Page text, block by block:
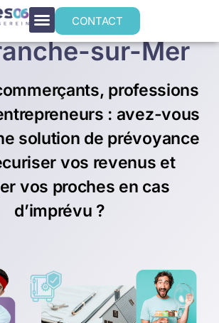
CONTACT
TNS à
sur-Mer
professions
: avez-vous
solution de prévoyance
vos revenus et
vos proches en cas
d’imprévu ?